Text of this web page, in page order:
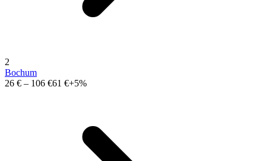
2
Bochum
26 € – 106 €61 €+5%